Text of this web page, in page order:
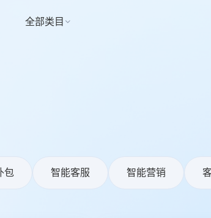
全部类目 
包 智能客服 智能营销